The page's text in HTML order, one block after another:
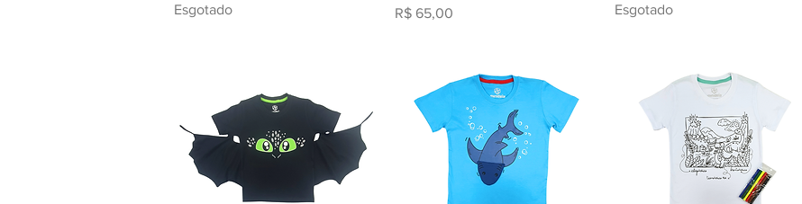
Esgotado
Preço
R$ 65,00
Esgotado